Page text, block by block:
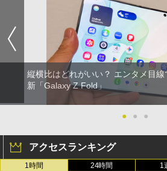
縦横比はどれがいい？ エンタメ目
新「Galaxy Z Fold」
● ● ●
アクセスランキング
1時間 24時間 1